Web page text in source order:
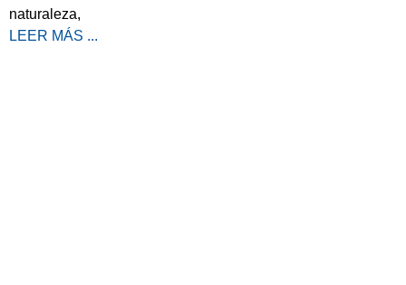
naturaleza,
LEER MÁS ...